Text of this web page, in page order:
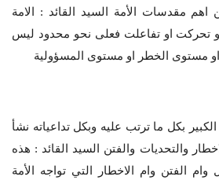
مقدسات الأمة السيد القائد : الامة
تحركت او تفاعلت فعلى نحو محدود ليس
مستوى الخطر او مستوى المسؤولية
بكل ما ترتب عليه وبكل تداعياته نشأ
والتحديات والفتن السيد القائد : هذه
الفتن وام الاخطار التي تواجه الأمة